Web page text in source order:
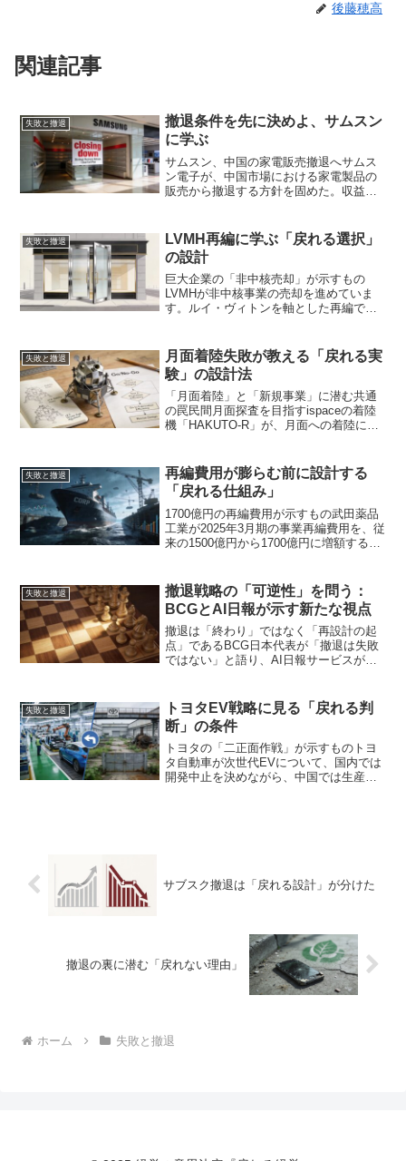
後藤穂高
関連記事
失敗と撤退
撤退条件を先に決めよ、サムスン
に学ぶ
サムスン、中国の家電販売撤退へサムス
ン電子が、中国市場における家電製品の
販売から撤退する方針を固めた。収益の
販売を停止し、最終的には中国市場から
完全に撤退する見通しとい...
失敗と撤退
LVMH再編に学ぶ「戻れる選択」
の設計
巨大企業の「非中核売却」が示すもの
LVMHが非中核事業の売却を進めていま
す。ルイ・ヴィトンを軸とした再編で、
疑問に思うかもしれません。しかし、こ
の動きは決して弱さの表れ...
失敗と撤退
月面着陸失敗が教える「戻れる実
験」の設計法
「月面着陸」と「新規事業」に潜む共通
の罠民間月面探査を目指すispaceの着陸
機「HAKUTO-R」が、月面への着陸に失
ったかもしれない。しかし、ここで着目
すべきは「失...
失敗と撤退
再編費用が膨らむ前に設計する
「戻れる仕組み」
1700億円の再編費用が示すもの武田薬品
工業が2025年3月期の事業再編費用を、従
来の1500億円から1700億円に増額する見
企業の話だから関係ない」と見過ごすの
は...
失敗と撤退
撤退戦略の「可逆性」を問う：
BCGとAI日報が示す新たな視点
撤退は「終わり」ではなく「再設計の起
点」であるBCG日本代表が「撤退は失敗
ではない」と語り、AI日報サービスが
スは、実は「戻れる経営判断」という一
点で深く結びついています...
失敗と撤退
トヨタEV戦略に見る「戻れる判
断」の条件
トヨタの「二正面作戦」が示すものトヨ
タ自動車が次世代EVについて、国内では
開発中止を決めながら、中国では生産を
サブスク撤退は「戻れる設計」が分けた
撤退の裏に潜む「戻れない理由」
ホーム 失敗と撤退